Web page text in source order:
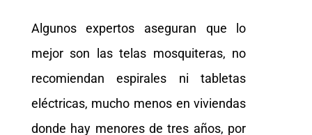
Algunos expertos aseguran que lo
mejor son las telas mosquiteras, no
recomiendan espirales ni tabletas
eléctricas, mucho menos en viviendas
donde hay menores de tres años, por